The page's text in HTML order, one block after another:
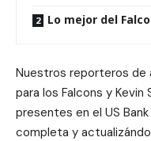
Lo mejor del
Nuestros reporteros de
para los Falcons y
presentes en el US
completa y